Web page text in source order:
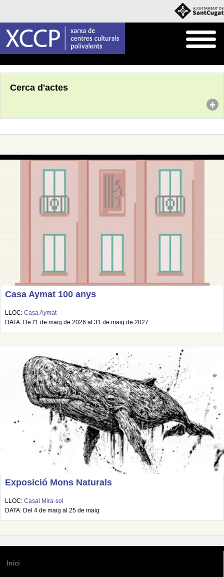
Cerca d'actes
Casa Aymat 100 anys
LLOC: Casa Aymat
DATA: De l'1 de maig de 2026 al 31 de maig de 2027
Exposició Mons Naturals
LLOC: Casal Mira-sol
DATA: Del 4 de maig al 25 de maig
Inici